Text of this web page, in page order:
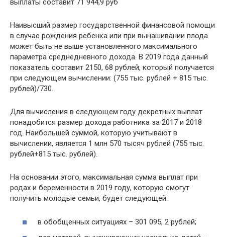
выплаты составит 71 944,9 руб
Наивысший размер государственной финансовой помощи
в случае рождения ребенка или при вынашивании плода
может быть не выше установленного максимального
параметра среднедневного дохода. В 2019 года данный
показатель составит 2150, 68 рублей, который получается
при следующем вычислении: (755 тыс. рублей + 815 тыс.
рублей)/730.
Для вычисления в следующем году декретных выплат
понадобится размер дохода работника за 2017 и 2018
год. Наибольшей суммой, которую учитывают в
вычислении, является 1 млн 570 тысяч рублей (755 тыс.
рублей+815 тыс. рублей).
На основании этого, максимальная сумма выплат при
родах и беременности в 2019 году, которую смогут
получить молодые семьи, будет следующей:
в обобщенных ситуациях – 301 095, 2 рублей;